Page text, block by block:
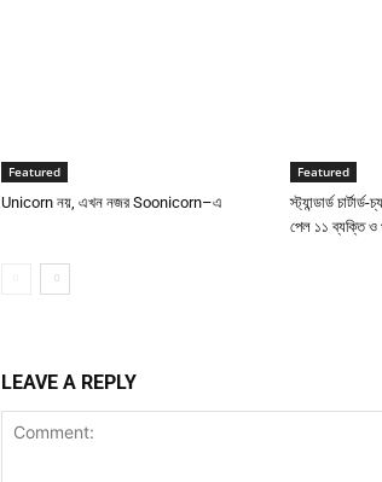
Featured
Unicorn নয়, এখন নজর Soonicorn–এ
Featured
স্ট্যান্ডার্ড
পেল ১১ ব্যক্তি ও
LEAVE A REPLY